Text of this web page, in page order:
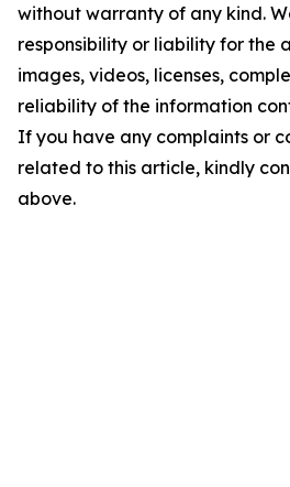
without warranty of any kind.
responsibility or liability for the
images, videos, licenses,
reliability of the information
If you have any complaints or
related to this article, kindly
above.